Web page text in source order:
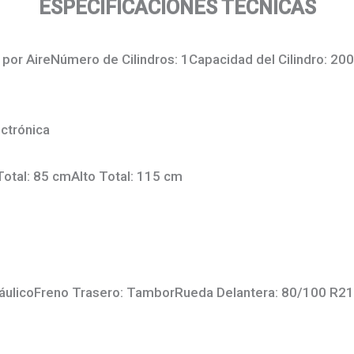
ESPECIFICACIONES TECNICAS
AireNúmero de Cilindros: 1Capacidad del Cilindro:
85 cmAlto Total: 115 cm
Trasero: TamborRueda Delantera: 80/100 R21